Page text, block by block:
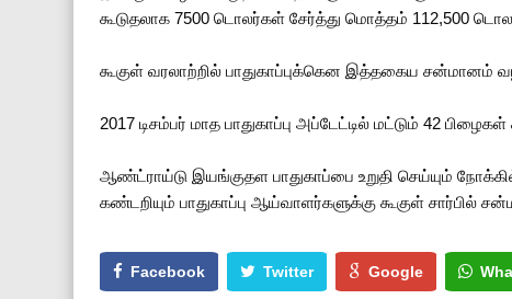
கூடுதலாக 7500 டொலர்கள் சேர்த்து மொத்தம் 112,500
கூகுள் வரலாற்றில் பாதுகாப்புக்கென இத்தகைய சன்மானம்
2017 டிசம்பர் மாத பாதுகாப்பு அப்டேட்டில் மட்டும் 42
ஆண்ட்ராய்டு இயங்குதள பாதுகாப்பை உறுதி செய்யும்
கண்டறியும் பாதுகாப்பு ஆய்வாளர்களுக்கு கூகுள் சார்பில்
Facebook Twitter Google